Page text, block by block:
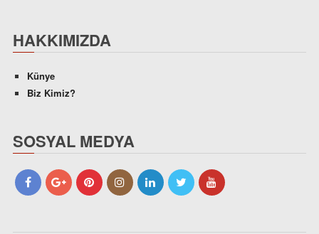
HAKKIMIZDA
Künye
Biz Kimiz?
SOSYAL MEDYA